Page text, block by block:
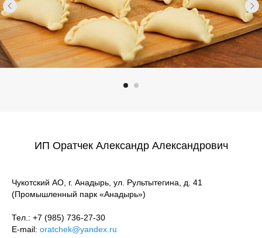
ИП Оратчек Александр Александрович
Чукотский АО, г. Анадырь, ул. Рультытегина, д. 41
(Промышленный парк «Анадырь»)
Тел.: +7 (985) 736-27-30
E-mail: oratchek@yandex.ru